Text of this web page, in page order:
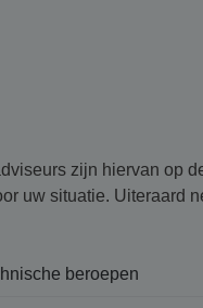
zijn hiervan op
uw situatie. Uiteraard
beroepen